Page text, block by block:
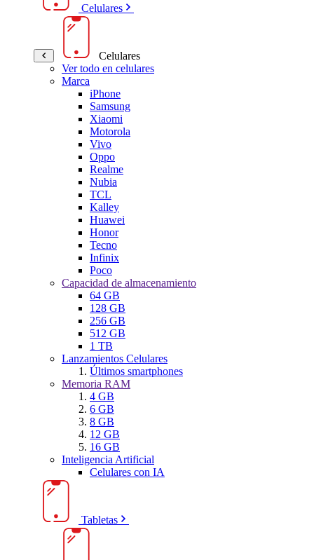
Celulares
Celulares
Ver todo en celulares
Marca
iPhone
Samsung
Xiaomi
Motorola
Vivo
Oppo
Realme
Nubia
TCL
Kalley
Huawei
Honor
Tecno
Infinix
Poco
Capacidad de almacenamiento
64 GB
128 GB
256 GB
512 GB
1 TB
Lanzamientos Celulares
Últimos smartphones
Memoria RAM
4 GB
6 GB
8 GB
12 GB
16 GB
Inteligencia Artificial
Celulares con IA
Tabletas